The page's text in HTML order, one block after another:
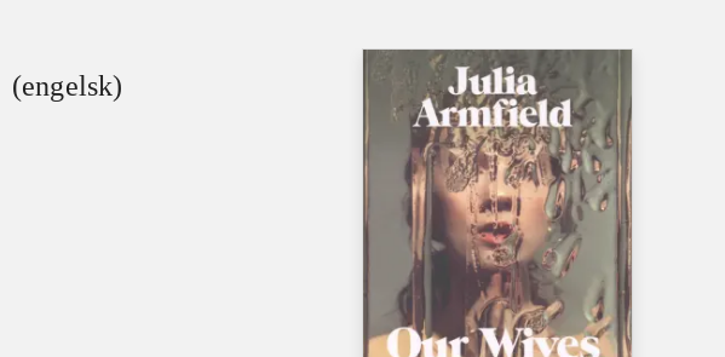
(engelsk)